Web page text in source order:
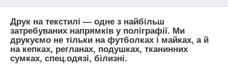
Друк на текстилі — одне з найбільш
затребуваних напрямків у поліграфії. Ми
друкуємо не тільки на футболках і майках, а й
на кепках, регланах, подушках, тканинних
сумках, спец.одязі, білизні.